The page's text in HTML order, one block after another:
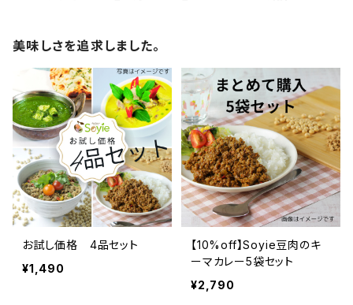
美味しさを追求しました。
お試し価格 4品セット
¥1,490
【10%off】Soyie豆肉のキ
ーマカレー5袋セット
¥2,790